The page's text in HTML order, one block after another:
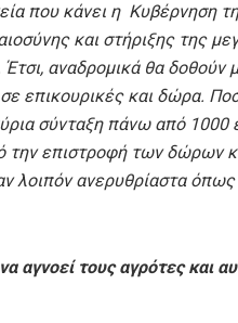
που κάνει η Κυβέρνηση
και στήριξης της
αναδρομικά θα δοθούν
σε επικουρικές και δώρα.
σύνταξη πάνω από 1000
την επιστροφή των δώρων
λοιπόν ανερυθρίαστα όπως
αγνοεί τους αγρότες και